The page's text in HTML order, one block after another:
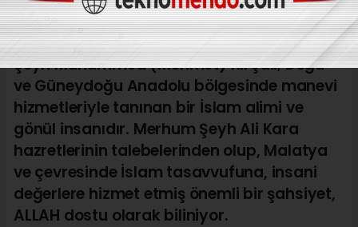
Şeyh Muhammed (Mehmet) Kırçalı; Doğu
ve Güneydoğu Anadolu bölgesinde manevi
hizmetleriyle tanınan bir İslam alimi ve
gönül insanıdır. Merhum Şeyh Ali Kara
hazretlerinin talebelerinden olup, Malatya
ve çevresinde İslam tasavvufuna, insani
değerlere hizmet etmiş önemli bir şahsiyet,
ALLAH dostu olarak biliniyor.